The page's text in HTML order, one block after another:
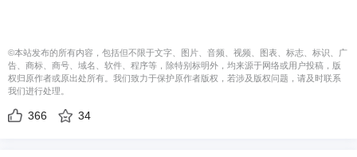
©本站发布的所有内容，包括但不限于文字、图片、音频、视频、图表、标志、标识、广
告、商标、商号、域名、软件、程序等，除特别标明外，均来源于网络或用户投稿，版
权归原作者或原出处所有。我们致力于保护原作者版权，若涉及版权问题，请及时联系
我们进行处理。
366 34